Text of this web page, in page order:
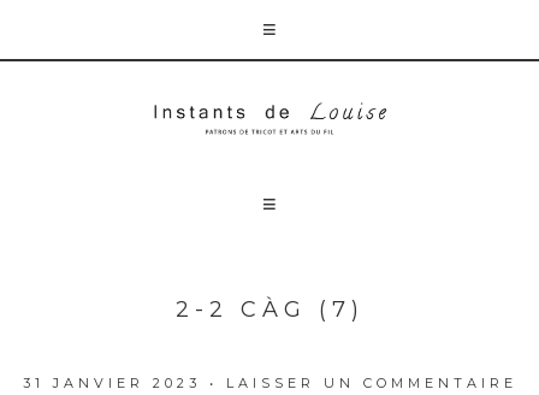
2-2 CÀG (7)
31 JANVIER 2023 • LAISSER UN COMMENTAIRE